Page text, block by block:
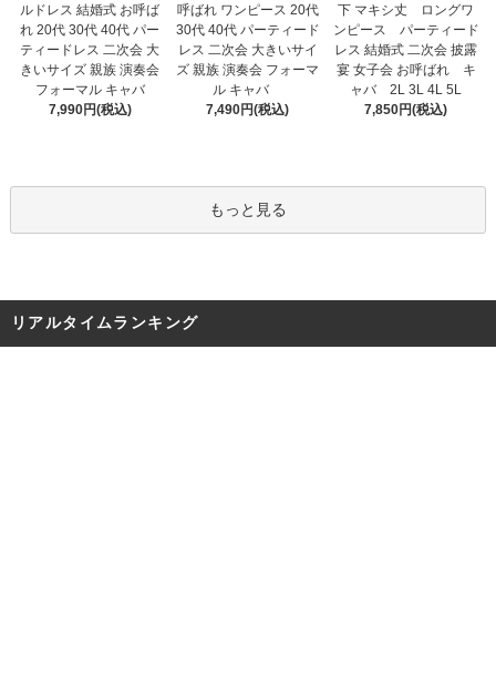
ルドレス 結婚式 お呼ば
れ 20代 30代 40代 パー
ティードレス 二次会 大
きいサイズ 親族 演奏会
フォーマル キャバ
7,990円(税込)
呼ばれ ワンピース 20代
30代 40代 パーティード
レス 二次会 大きいサイ
ズ 親族 演奏会 フォーマ
ル キャバ
7,490円(税込)
下 マキシ丈 ロングワ
ンピース パーティード
レス 結婚式 二次会 披露
宴 女子会 お呼ばれ キ
ャバ 2L 3L 4L 5L
7,850円(税込)
もっと見る
リアルタイムランキング